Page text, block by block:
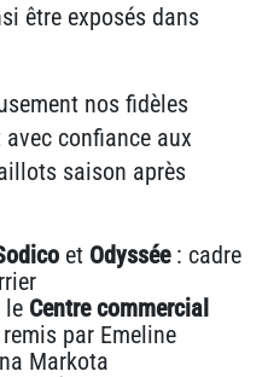
être exposés dans
nos fidèles
avec confiance aux
saison après
et Odyssée: cadre
le Centre commercial
par Emeline
Markota